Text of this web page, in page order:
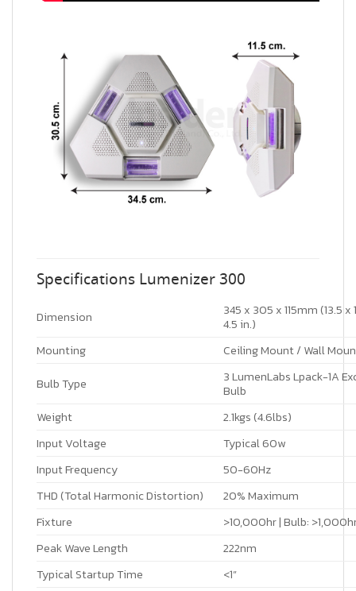
Specifications Lumenizer 300
Dimension
345 x 305 x 115mm (13.5 x
4.5 in.)
Mounting
Ceiling Mount / Wall
Bulb Type
3 LumenLabs Lpack-1A
Bulb
Weight
2.1kgs (4.6lbs)
Input Voltage
Typical 60w
Input Frequency
50-60Hz
THD (Total Harmonic Distortion)
20% Maximum
Fixture
>10,000hr | Bulb:
Peak Wave Length
222nm
Typical Startup Time
<1”